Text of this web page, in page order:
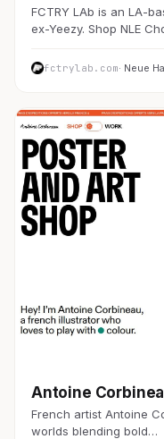
FCTRY LAb is an LA-
ex-Yeezy. Shop NLE
fctrylab.com· Neue
Antoine
French artist Antoine
worlds blending bold…